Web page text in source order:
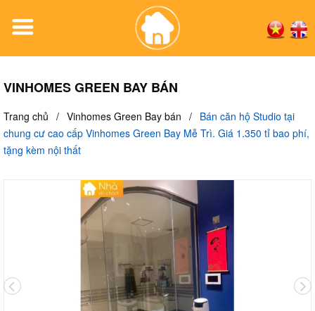
VINHOMES GREEN BAY BÁN
Trang chủ / Vinhomes Green Bay bán / Bán căn hộ Studio tại
chung cư cao cấp Vinhomes Green Bay Mễ Trì. Giá 1.350 tỉ bao phí,
tặng kèm nội thất